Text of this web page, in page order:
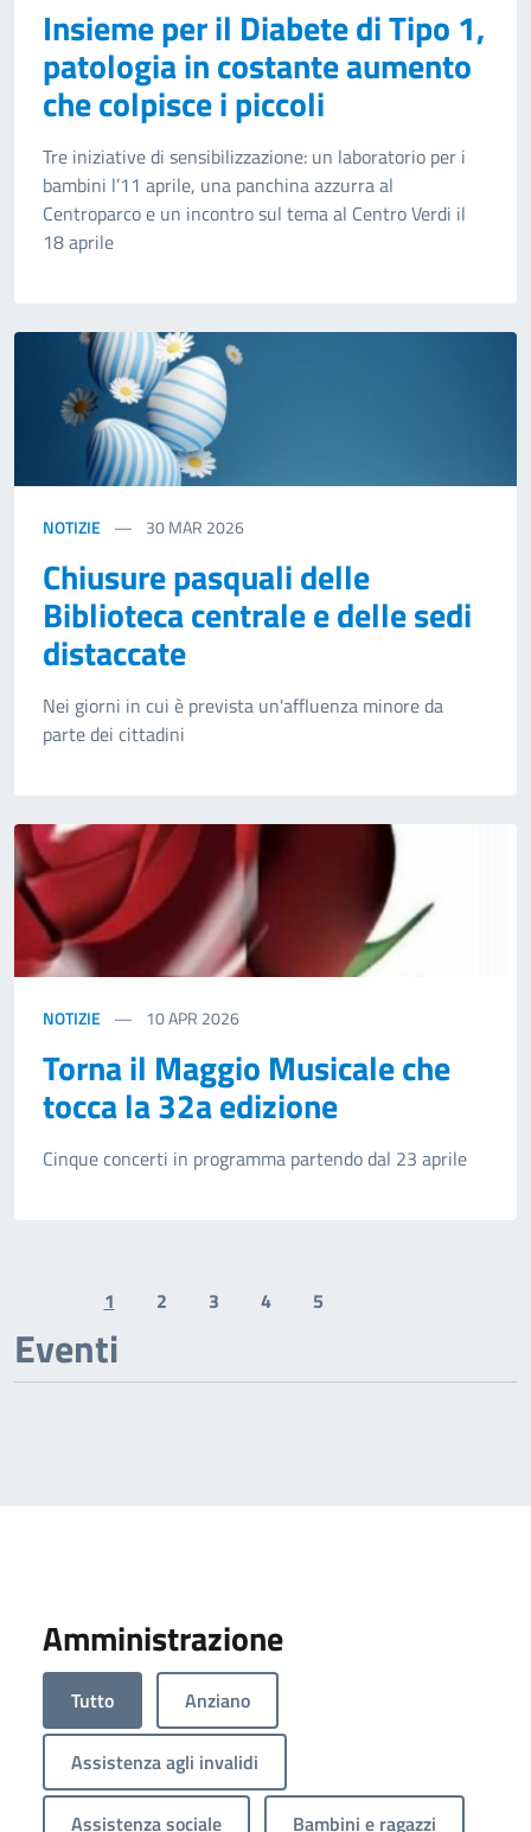
Insieme per il Diabete di Tipo 1,
patologia in costante aumento
che colpisce i piccoli
Tre iniziative di sensibilizzazione: un laboratorio per i
bambini l’11 aprile, una panchina azzurra al
Centroparco e un incontro sul tema al Centro Verdi il
18 aprile
NOTIZIE 30MAR 2026
Chiusure pasquali delle
Biblioteca centrale e delle sedi
distaccate
Nei giorni in cui è prevista un'affluenza minore da
parte dei cittadini
NOTIZIE 10APR 2026
Torna il Maggio Musicale che
tocca la 32a edizione
Cinque concerti in programma partendo dal 23 aprile
Previous page
1 2 3 4 5
Eventi
Amministrazione
Tutto Anziano
Assistenza agli invalidi
Assistenza sociale Bambini e ragazzi